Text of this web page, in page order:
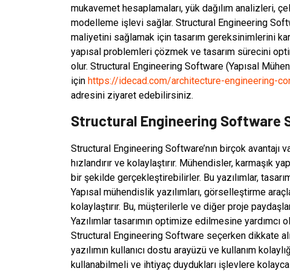
mukavemet hesaplamaları, yük dağılım analizleri,
modelleme işlevi sağlar. Structural Engineering
maliyetini sağlamak için tasarım gereksinimlerini
yapısal problemleri çözmek ve tasarım sürecini
olur. Structural Engineering Software (Yapısal
için https://idecad.com/architecture-engineering-
adresini ziyaret edebilirsiniz.
Structural Engineering Software
Structural Engineering Software’nın birçok avantajı
hızlandırır ve kolaylaştırır. Mühendisler, karmaşık
bir şekilde gerçekleştirebilirler. Bu yazılımlar,
Yapısal mühendislik yazılımları, görselleştirme
kolaylaştırır. Bu, müşterilerle ve diğer proje
Yazılımlar tasarımın optimize edilmesine
Structural Engineering Software seçerken dikkate
yazılımın kullanıcı dostu arayüzü ve kullanım
kullanabilmeli ve ihtiyaç duydukları işlevlere